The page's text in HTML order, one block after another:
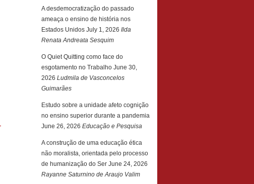
A desdemocratização do passado
ameaça o ensino de história nos
Estados Unidos July 1, 2026 Ilda
Renata Andreata Sesquim
O Quiet Quitting como face do
esgotamento no Trabalho June 30,
2026 Ludmila de Vasconcelos
Guimarães
Estudo sobre a unidade afeto cognição
no ensino superior durante a pandemia
June 26, 2026 Educação e Pesquisa
A construção de uma educação ética
não moralista, orientada pelo processo
de humanização do Ser June 24, 2026
Rayanne Saturnino de Araujo Valim